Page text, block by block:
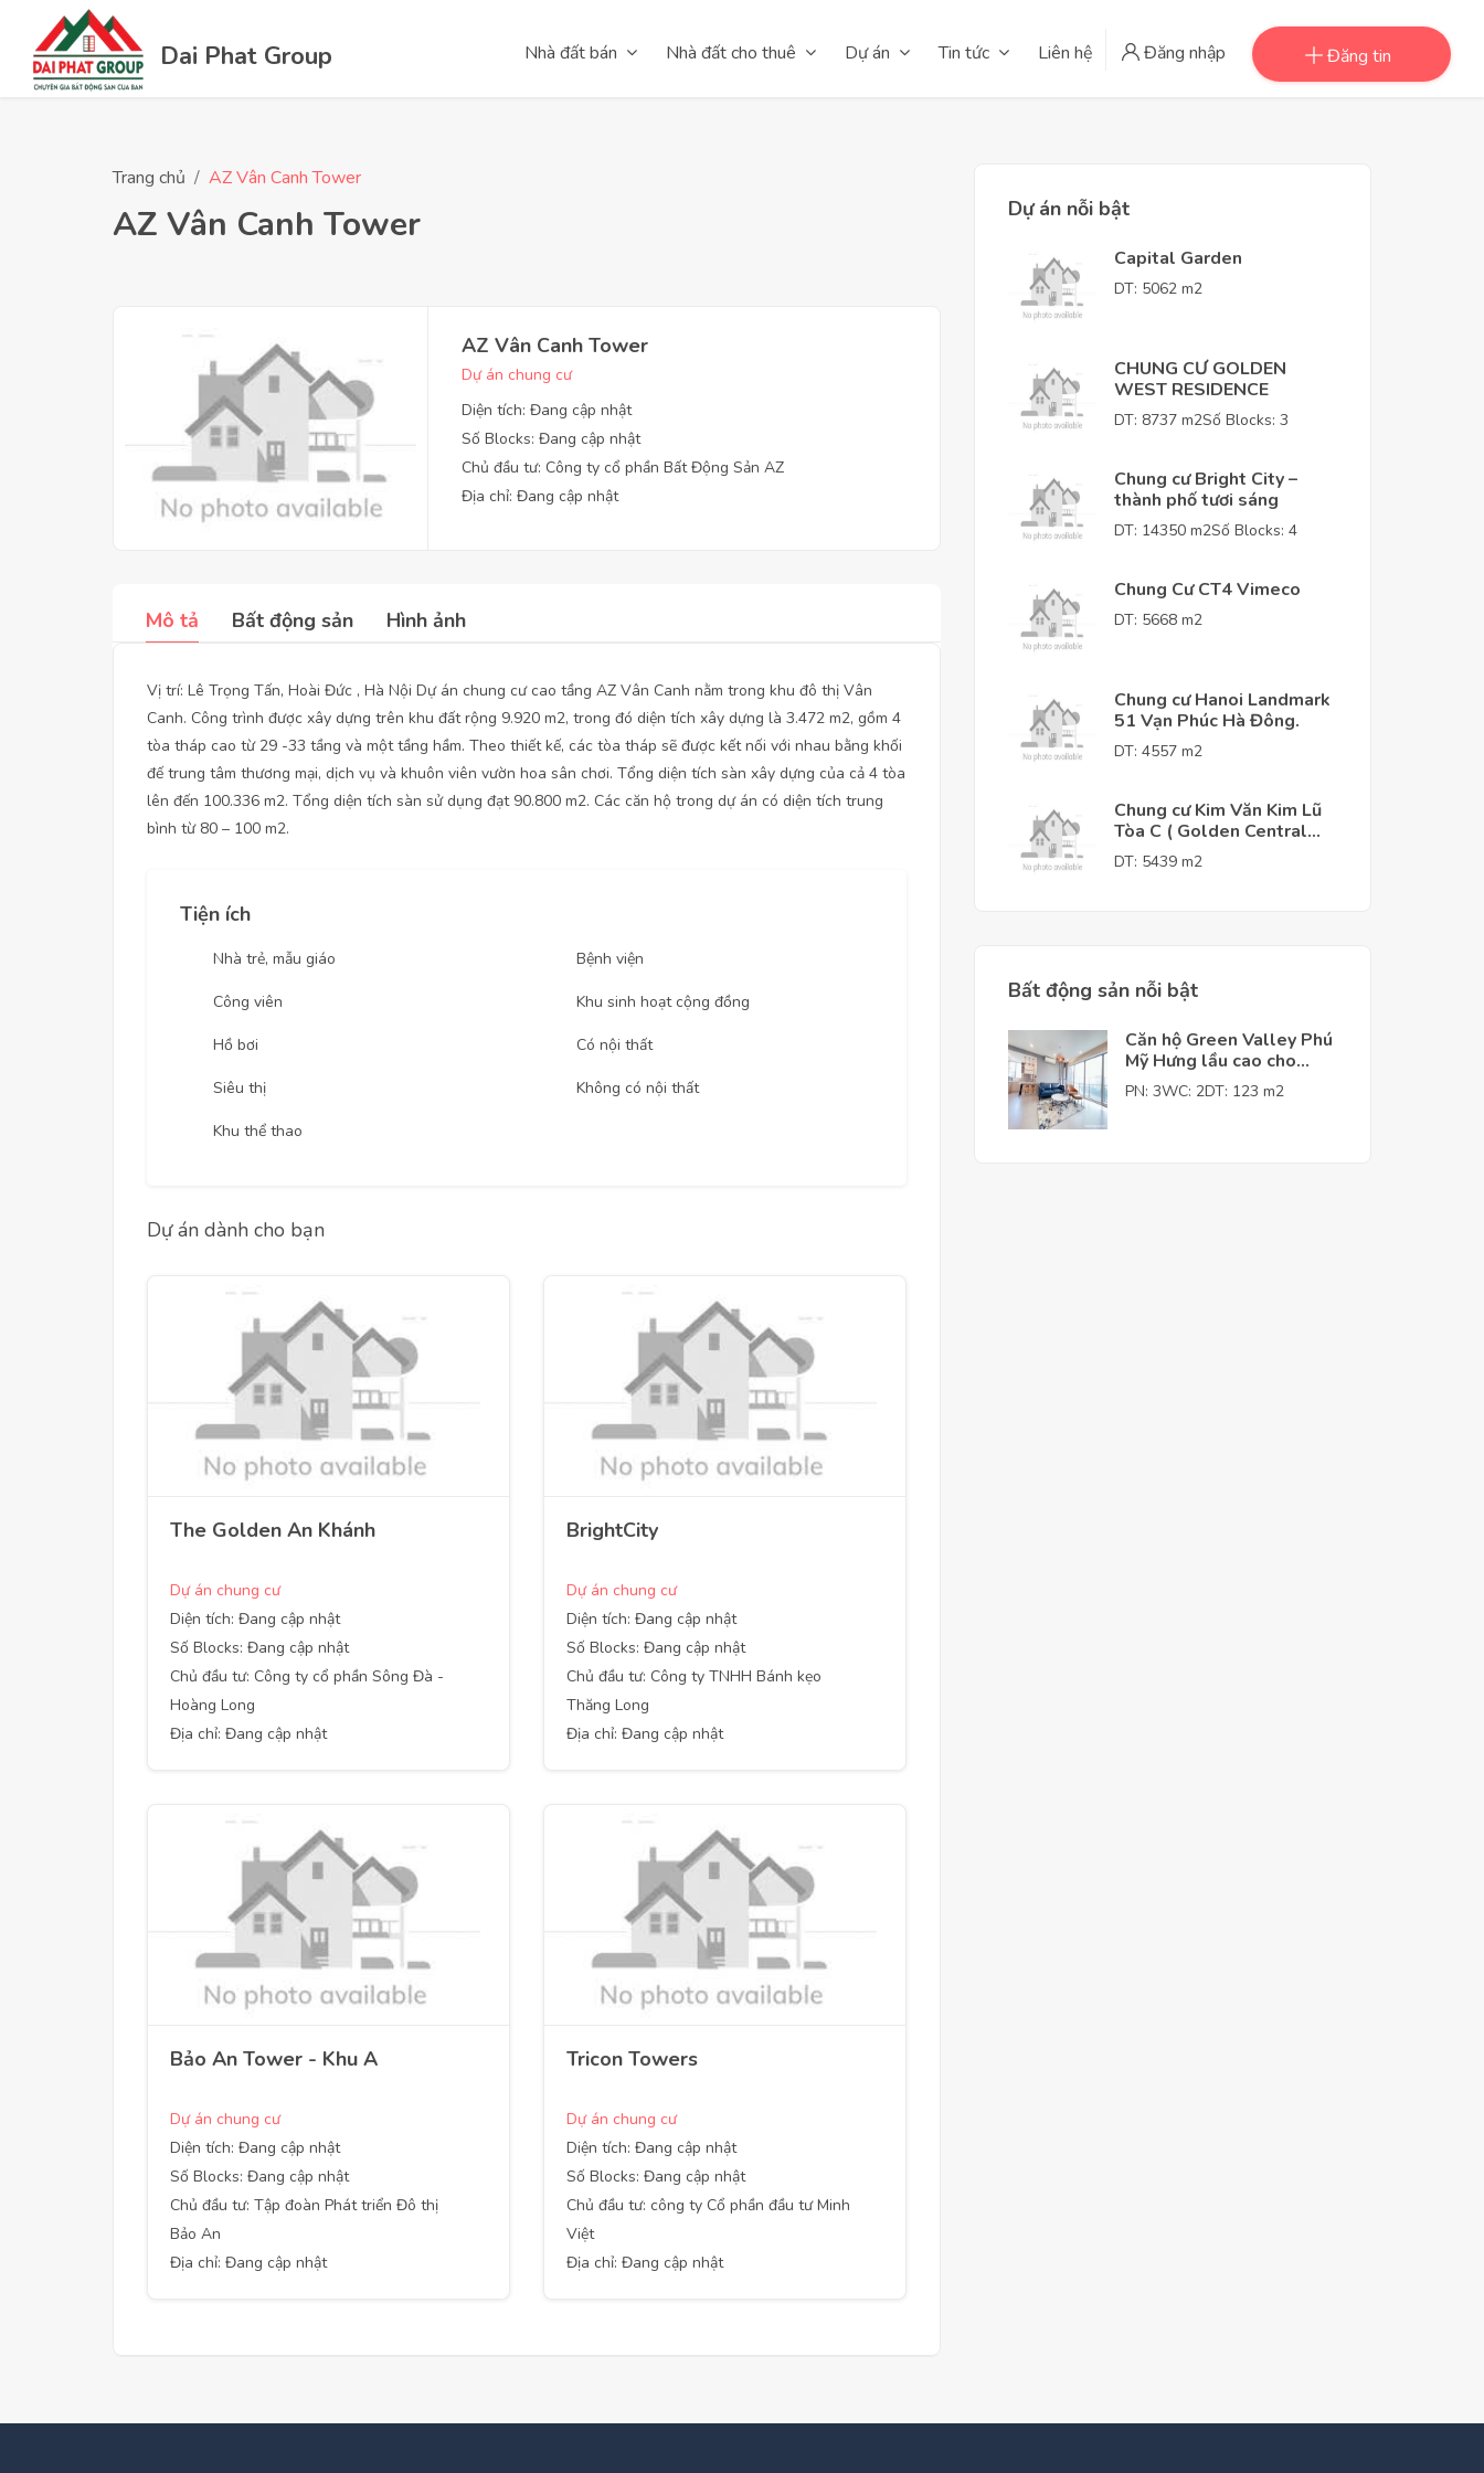
Dai Phat Group Nhà đất bán Nhà đất cho thuê Dự án Tin tức Liên hệ Đăng nhập Đăng tin
Trang chủ AZ Vân Canh Tower
AZ Vân Canh Tower
AZ Vân Canh Tower
Dự án chung cư
Diện tích: Đang cập nhật
Số Blocks: Đang cập nhật
Chủ đầu tư: Công ty cổ phần Bất Động Sản AZ
Địa chỉ: Đang cập nhật
Mô tả Bất động sản Hình ảnh
Vị trí: Lê Trọng Tấn, Hoài Đức , Hà Nội Dự án chung cư cao tầng AZ Vân Canh nằm trong khu đô thị Vân
Canh. Công trình được xây dựng trên khu đất rộng 9.920 m2, trong đó diện tích xây dựng là 3.472 m2, gồm 4
tòa tháp cao từ 29 -33 tầng và một tầng hầm. Theo thiết kế, các tòa tháp sẽ được kết nối với nhau bằng khối
đế trung tâm thương mại, dịch vụ và khuôn viên vườn hoa sân chơi. Tổng diện tích sàn xây dựng của cả 4 tòa
lên đến 100.336 m2. Tổng diện tích sàn sử dụng đạt 90.800 m2. Các căn hộ trong dự án có diện tích trung
bình từ 80 – 100 m2.
Tiện ích
Nhà trẻ, mẫu giáo
Công viên
Hồ bơi
Siêu thị
Khu thể thao
Bệnh viện
Khu sinh hoạt cộng đồng
Có nội thất
Không có nội thất
Dự án dành cho bạn
The Golden An Khánh
Dự án chung cư
Diện tích: Đang cập nhật
Số Blocks: Đang cập nhật
Chủ đầu tư: Công ty cổ phần Sông Đà -
Hoàng Long
Địa chỉ: Đang cập nhật
BrightCity
Dự án chung cư
Diện tích: Đang cập nhật
Số Blocks: Đang cập nhật
Chủ đầu tư: Công ty TNHH Bánh kẹo
Thăng Long
Địa chỉ: Đang cập nhật
Bảo An Tower - Khu A
Dự án chung cư
Diện tích: Đang cập nhật
Số Blocks: Đang cập nhật
Chủ đầu tư: Tập đoàn Phát triển Đô thị
Bảo An
Địa chỉ: Đang cập nhật
Tricon Towers
Dự án chung cư
Diện tích: Đang cập nhật
Số Blocks: Đang cập nhật
Chủ đầu tư: công ty Cổ phần đầu tư Minh
Việt
Địa chỉ: Đang cập nhật
Dự án nỗi bật
Capital Garden
DT: 5062 m2
CHUNG CƯ GOLDEN
WEST RESIDENCE
DT: 8737 m2Số Blocks: 3
Chung cư Bright City –
thành phố tươi sáng
DT: 14350 m2Số Blocks: 4
Chung Cư CT4 Vimeco
DT: 5668 m2
Chung cư Hanoi Landmark
51 Vạn Phúc Hà Đông.
DT: 4557 m2
Chung cư Kim Văn Kim Lũ
Tòa C ( Golden Central
Tower )
DT: 5439 m2
Bất động sản nỗi bật
Căn hộ Green Valley Phú
Mỹ Hưng lầu cao cho
thuê giá tốt
PN: 3WC: 2DT: 123 m2